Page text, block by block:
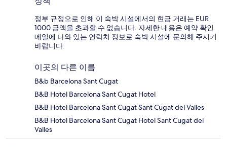
정부 규정으로 인해 이 숙박 시설에서의 현금 거래는 EUR
1000 금액을 초과할 수 없습니다. 자세한 내용은 예약 확인
메일에 나와 있는 연락처 정보로 숙박 시설에 문의해 주시기
바랍니다.
이곳의 다른 이름
B&b Barcelona Sant Cugat
B&B Hotel Barcelona Sant Cugat Hotel
B&B Hotel Barcelona Sant Cugat Sant Cugat del Valles
B&B Hotel Barcelona Sant Cugat Hotel Sant Cugat del
Valles